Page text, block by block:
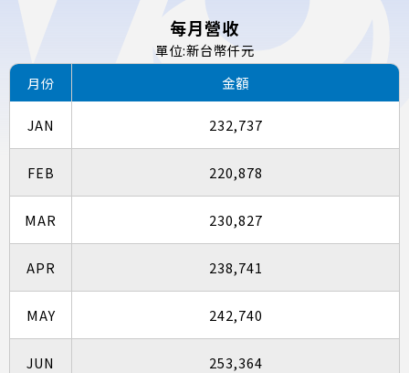
每月營收
單位:新台幣仟元
月份
金額
JAN 232,737
FEB 220,878
MAR 230,827
APR 238,741
MAY 242,740
JUN 253,364